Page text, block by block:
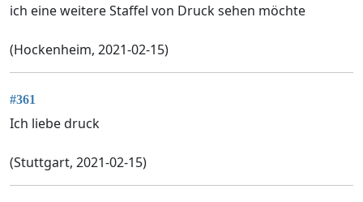
ich eine weitere Staffel von Druck sehen möchte
(Hockenheim, 2021-02-15)
#361
Ich liebe druck
(Stuttgart, 2021-02-15)